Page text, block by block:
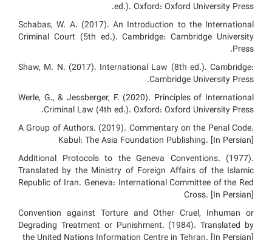
ed.). Oxford: Oxford University Press.
Schabas, W. A. (2017). An Introduction to the International
Criminal Court (5th ed.). Cambridge: Cambridge University
Press.
Shaw, M. N. (2017). International Law (8th ed.). Cambridge:
Cambridge University Press.
Werle, G., & Jessberger, F. (2020). Principles of International
Criminal Law (4th ed.). Oxford: Oxford University Press.
A Group of Authors. (2019). Commentary on the Penal Code.
Kabul: The Asia Foundation Publishing. [In Persian]
Additional Protocols to the Geneva Conventions. (1977).
Translated by the Ministry of Foreign Affairs of the Islamic
Republic of Iran. Geneva: International Committee of the Red
Cross. [In Persian]
Convention against Torture and Other Cruel, Inhuman or
Degrading Treatment or Punishment. (1984). Translated by